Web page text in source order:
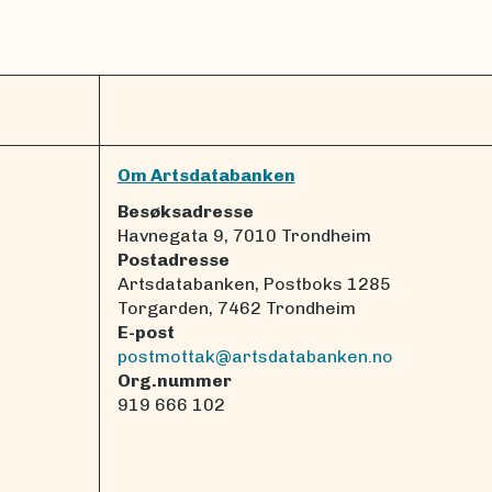
Om Artsdatabanken
Besøksadresse
Havnegata 9, 7010 Trondheim
Postadresse
Artsdatabanken, Postboks 1285
Torgarden, 7462 Trondheim
E-post
postmottak@artsdatabanken.no
Org.nummer
919 666 102